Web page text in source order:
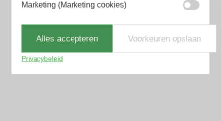
Marketing (Marketing cookies)
Alles accepteren Voorkeuren opslaan
Privacybeleid